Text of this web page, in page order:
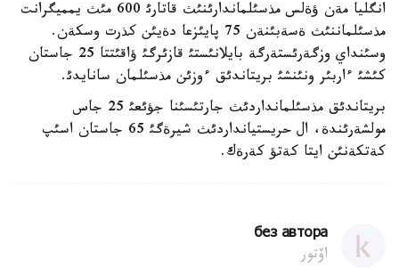
انگليا مةن ؤةلس مذسئلماندارئنئث قاتارئ 600 مئث يمميگرانت
مذسئلماننئث ةسةبئنةن 75 پايئزعا دةيئن كذرت وسكةن.
وسئنداي وزگةرئستةرگة بايلانئستئ قازئرگئ ؤاقئتتا 25 جاستان
كئشئ ءاربئر ونئنشئ بريتاندئق ءوزئن مذسئلمان سانايدئ.
بريتاندئق مذسئلمانداردئث جارتئسئنا جؤئعئ 25 جاس
مولشةرئندة، ال حريستيانداردئث شيرةگئ 65 جاستان اسئپ
كةتكةنئن ايتا كةتؤ كةرةك.
без автора
اۆتور